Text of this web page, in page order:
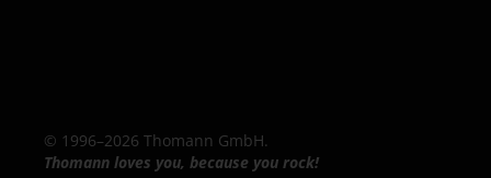
© 1996–2026 Thomann GmbH.
Thomann loves you, because you rock!